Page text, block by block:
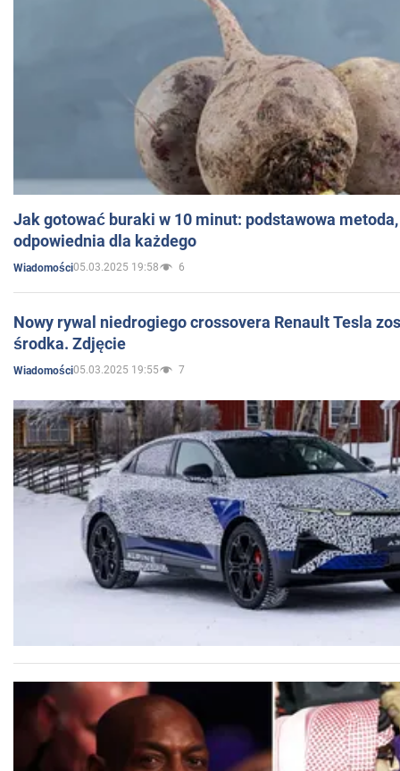
Jak gotować buraki w 10 minut: podstawowa
odpowiednia dla każdego
Wiadomości05.03.2025 19:58 6
Nowy rywal niedrogiego crossovera Renault Tesla
środka. Zdjęcie
Wiadomości05.03.2025 19:55 7